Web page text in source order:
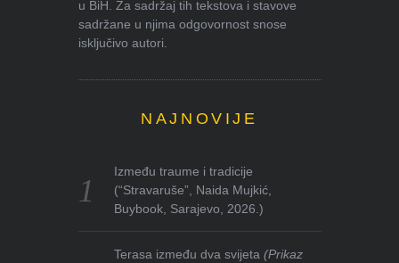
u BiH. Za sadržaj tih tekstova i stavove
sadržane u njima odgovornost snose
isključivo autori.
NAJNOVIJE
Između traume i tradicije
(“Stravaruše”, Naida Mujkić,
Buybook, Sarajevo, 2026.)
Terasa između dva svijeta(Prikaz